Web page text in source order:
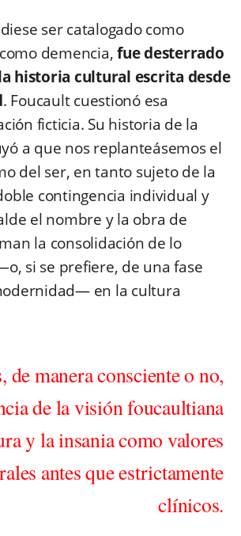
ser catalogado como
demencia,fue desterrado
historia cultural escrita desde
. Foucault cuestionó esa
ficticia. Su historia de la
a que nos replanteásemos el
del ser, en tanto sujeto de la
contingencia individual y
el nombre y la obra de
la consolidación de lo
si se prefiere, de una fase
en la cultura
de manera consciente o no,
de la visión foucaultiana
y la insania como valores
antes que estrictamente
clínicos.